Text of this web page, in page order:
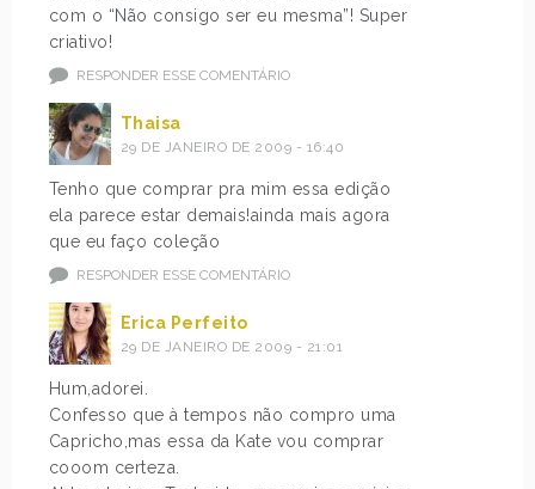
com o “Não consigo ser eu mesma”! Super
criativo!
RESPONDER ESSE COMENTÁRIO
Thaisa
29 DE JANEIRO DE 2009 - 16:40
Tenho que comprar pra mim essa edição
ela parece estar demais!ainda mais agora
que eu faço coleção
RESPONDER ESSE COMENTÁRIO
Erica Perfeito
29 DE JANEIRO DE 2009 - 21:01
Hum,adorei.
Confesso que à tempos não compro uma
Capricho,mas essa da Kate vou comprar
cooom certeza.